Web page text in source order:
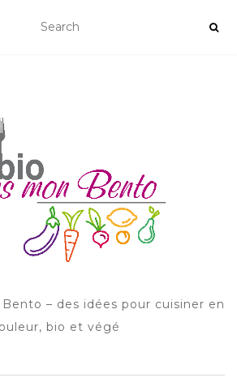
LA NAVIGATION
– des idées pour cuisiner en
bio et végé